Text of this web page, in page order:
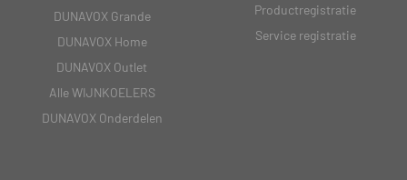
DUNAVOX Grande
DUNAVOX Home
DUNAVOX Outlet
Alle WIJNKOELERS
DUNAVOX Onderdelen
Productregistratie
Service registratie